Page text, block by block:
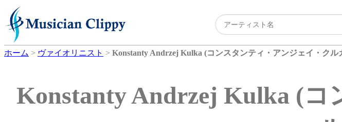
ホーム > ヴァイオリニスト > Konstanty Andrzej Kulka (コンスタンティ・アンジェイ・クル
Konstanty Andrzej Kulka (コ